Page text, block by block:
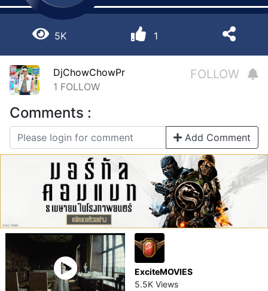
5K 1
DjChowChowPr
1 FOLLOW
FOLLOW
Comments :
Add Comment
ExciteMOVIES
5.5K Views